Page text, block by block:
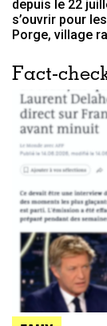
depuis le 22
s’ouvrir pour
Porge, village
Fact-